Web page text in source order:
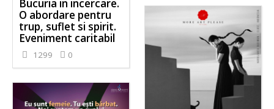
Bucuria in incercare.
O abordare pentru
trup, suflet si spirit.
Eveniment caritabil
1299 0